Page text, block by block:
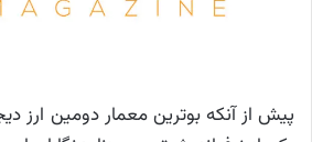
پیش از آنکه بوترین معمار دومین ارز